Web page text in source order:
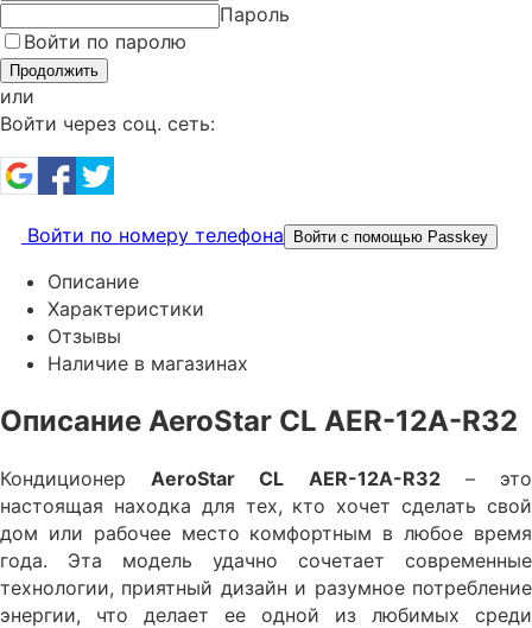
Пароль
Войти по паролю
Продолжить
или
Войти через соц. сеть:
Войти по номеру телефона Войти с помощью Passkey
Описание
Характеристики
Отзывы
Наличие в магазинах
Описание AeroStar CL AER-12A-R32
КондиционерAeroStar CL AER-12A-R32– это
настоящая находка для тех, кто хочет сделать свой
дом или рабочее место комфортным в любое время
года. Эта модель удачно сочетает современные
технологии, приятный дизайн и разумное потребление
энергии, что делает ее одной из любимых среди